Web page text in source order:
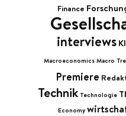
Finance
interviews
Macroeconomics Macro
Premiere
Technik Technologie
Economy